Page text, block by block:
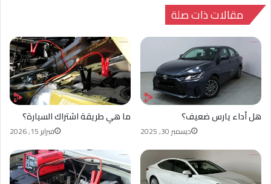
مقالات ذات صلة
ما هي طريقة اشتراك السيارة؟
فبراير 15, 2026
هل أداء يارس ضعيف؟
ديسمبر 30, 2025